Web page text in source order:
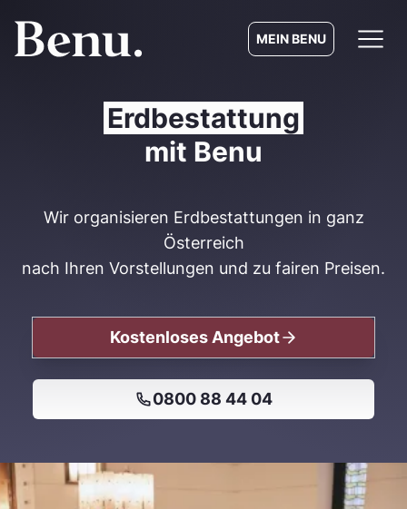
MEIN BENU
Erdbestattung
mit Benu
Wir organisieren Erdbestattungen in ganz
Österreich
nach Ihren Vorstellungen und zu fairen Preisen.
Kostenloses Angebot
0800 88 44 04